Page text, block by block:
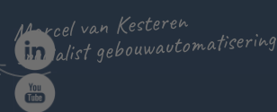
Marcel van Kesteren
specialist gebouwautomatisering